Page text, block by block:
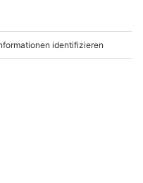
99,90 €